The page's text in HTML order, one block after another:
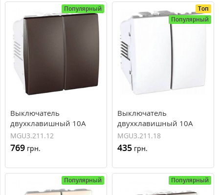
Популярный
Выключатель
двухклавишный 10А
серия Unica MGU3.211.12
MGU3.211.12
769 грн.
Топ
Популярный
Выключатель
двухклавишный 10А
серия Unica MGU3.211.18
MGU3.211.18
435 грн.
Популярный Популярный